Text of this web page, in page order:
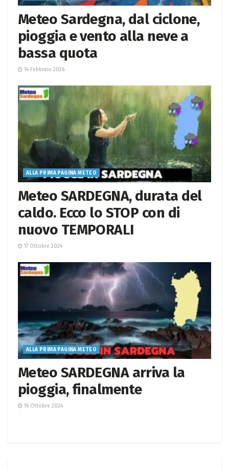
Meteo Sardegna, dal ciclone,
pioggia e vento alla neve a
bassa quota
14 Febbraio 2026
ALLA PRIMA PAGINA METEO
Meteo SARDEGNA, durata del
caldo. Ecco lo STOP con di
nuovo TEMPORALI
17 Ottobre 2024
ALLA PRIMA PAGINA METEO
Meteo SARDEGNA arriva la
pioggia, finalmente
16 Ottobre 2024